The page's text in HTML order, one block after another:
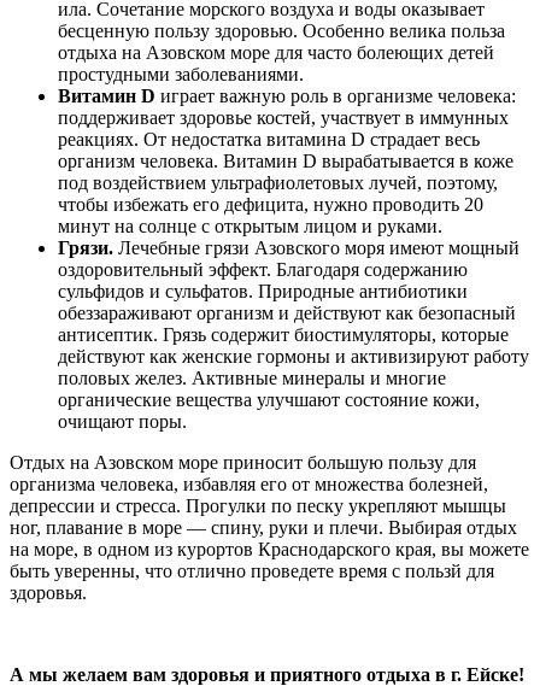
ила. Сочетание морского воздуха и воды оказывает
бесценную пользу здоровью. Особенно велика польза
отдыха на Азовском море для часто болеющих детей
простудными заболеваниями.
Витамин D играет важную роль в организме человека:
поддерживает здоровье костей, участвует в иммунных
реакциях. От недостатка витамина D страдает весь
организм человека. Витамин D вырабатывается в коже
под воздействием ультрафиолетовых лучей, поэтому,
чтобы избежать его дефицита, нужно проводить 20
минут на солнце с открытым лицом и руками.
Грязи. Лечебные грязи Азовского моря имеют мощный
оздоровительный эффект. Благодаря содержанию
сульфидов и сульфатов. Природные антибиотики
обеззараживают организм и действуют как безопасный
антисептик. Грязь содержит биостимуляторы, которые
действуют как женские гормоны и активизируют работу
половых желез. Активные минералы и многие
органические вещества улучшают состояние кожи,
очищают поры.
Отдых на Азовском море приносит большую пользу для
организма человека, избавляя его от множества болезней,
депрессии и стресса. Прогулки по песку укрепляют мышцы
ног, плавание в море — спину, руки и плечи. Выбирая отдых
на море, в одном из курортов Краснодарского края, вы можете
быть уверенны, что отлично проведете время с пользй для
здоровья.
А мы желаем вам здоровья и приятного отдыха в г. Ейске!